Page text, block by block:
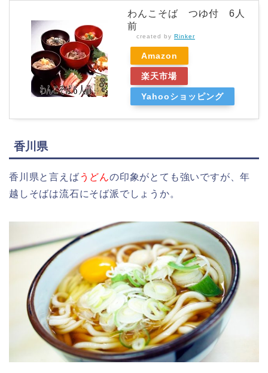
わんこそば つゆ付 6人
前
created by Rinker
Amazon
楽天市場
Yahooショッピング
香川県
香川県と言えば うどんの印象がとても強いですが、年
越しそばは流石にそば派でしょうか。